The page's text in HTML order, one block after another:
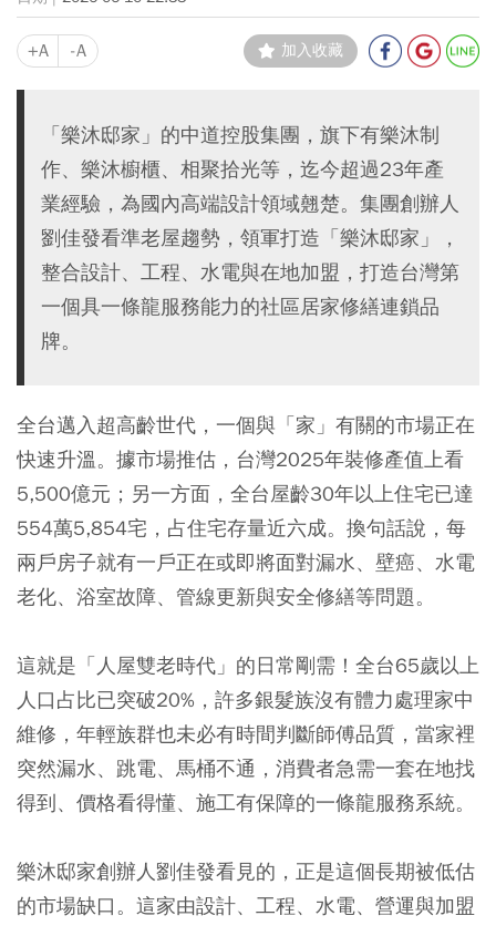
+A -A 加入收藏
「樂沐邸家」的中道控股集團，旗下有樂沐制
作、樂沐櫥櫃、相聚拾光等，迄今超過23年產
業經驗，為國內高端設計領域翹楚。集團創辦人
劉佳發看準老屋趨勢，領軍打造「樂沐邸家」，
整合設計、工程、水電與在地加盟，打造台灣第
一個具一條龍服務能力的社區居家修繕連鎖品
牌。
全台邁入超高齡世代，一個與「家」有關的市場正在
快速升溫。據市場推估，台灣2025年裝修產值上看
5,500億元；另一方面，全台屋齡30年以上住宅已達
554萬5,854宅，占住宅存量近六成。換句話說，每
兩戶房子就有一戶正在或即將面對漏水、壁癌、水電
老化、浴室故障、管線更新與安全修繕等問題。
這就是「人屋雙老時代」的日常剛需！全台65歲以上
人口占比已突破20%，許多銀髮族沒有體力處理家中
維修，年輕族群也未必有時間判斷師傅品質，當家裡
突然漏水、跳電、馬桶不通，消費者急需一套在地找
得到、價格看得懂、施工有保障的一條龍服務系統。
樂沐邸家創辦人劉佳發看見的，正是這個長期被低估
的市場缺口。這家由設計、工程、水電、營運與加盟